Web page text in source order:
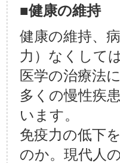
■健康の維持
健康の維持、
力）なくして
医学の治療法
多くの慢性疾
います。
免疫力の低下
のか。現代人